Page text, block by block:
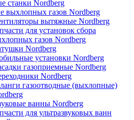
станки Nordberg
выхлопных газов Nordberg
вытяжные Nordberg
для установок сбора
газов Nordberg
Nordberg
установки Nordberg
газоприемные Nordberg
Nordberg
газоотводные (выхлопные)
ванны Nordberg
для ультразвуковых ванн